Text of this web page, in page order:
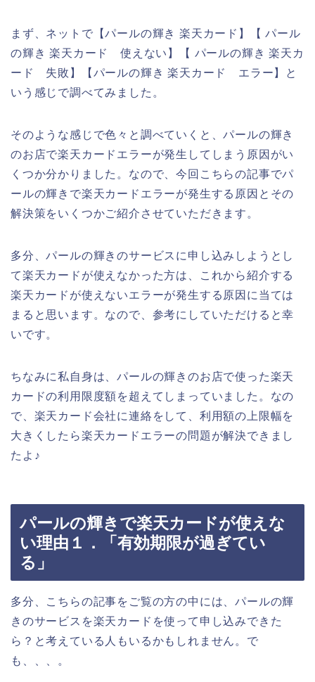
まず、ネットで【パールの輝き 楽天カード】【 パール
の輝き 楽天カード 使えない】【 パールの輝き 楽天カ
ード 失敗】【パールの輝き 楽天カード エラー】と
いう感じで調べてみました。
そのような感じで色々と調べていくと、パールの輝き
のお店で楽天カードエラーが発生してしまう原因がい
くつか分かりました。なので、今回こちらの記事でパ
ールの輝きで楽天カードエラーが発生する原因とその
解決策をいくつかご紹介させていただきます。
多分、パールの輝きのサービスに申し込みしようとし
て楽天カードが使えなかった方は、これから紹介する
楽天カードが使えないエラーが発生する原因に当ては
まると思います。なので、参考にしていただけると幸
いです。
ちなみに私自身は、パールの輝きのお店で使った楽天
カードの利用限度額を超えてしまっていました。なの
で、楽天カード会社に連絡をして、利用額の上限幅を
大きくしたら楽天カードエラーの問題が解決できまし
たよ♪
パールの輝きで楽天カードが使えな
い理由１．「有効期限が過ぎてい
る」
多分、こちらの記事をご覧の方の中には、パールの輝
きのサービスを楽天カードを使って申し込みできた
ら？と考えている人もいるかもしれません。で
も、、、。